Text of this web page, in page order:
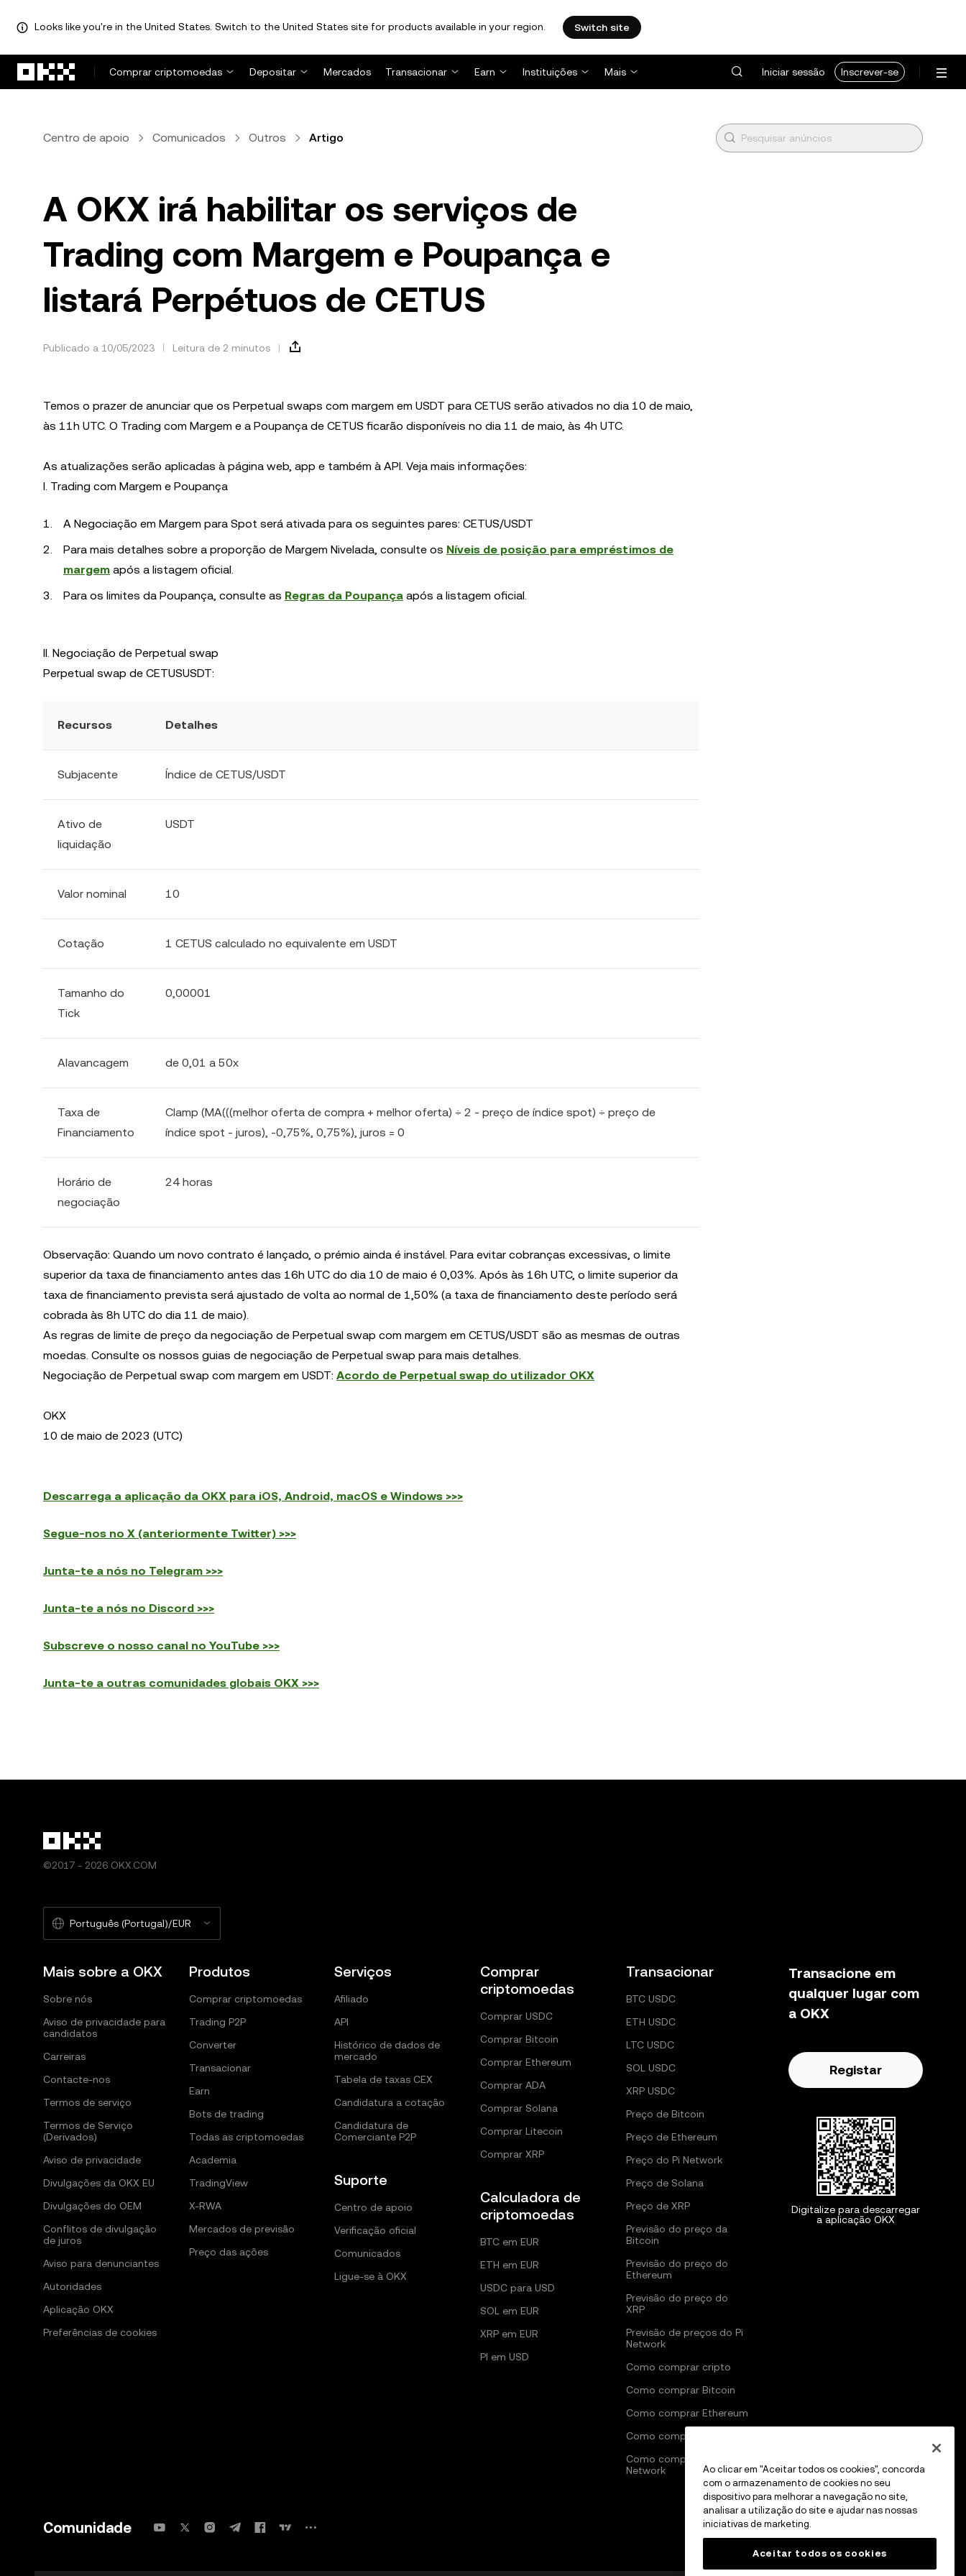
Looks like you're in the United States. Switch to the United States site for products available in your region. Switch site
Comprar criptomoedas
Depositar Mercados Transacionar Earn Instituições Mais Iniciar sessão Inscrever-se
Centro de apoio Comunicados Outros Artigo
A OKX irá habilitar os serviços de
Trading com Margem e Poupança e
listará Perpétuos de CETUS
Publicado a 10/05/2023 Leitura de 2 minutos
Temos o prazer de anunciar que os Perpetual swaps com margem em USDT para CETUS serão ativados no dia 10 de maio,
às 11h UTC. O Trading com Margem e a Poupança de CETUS ficarão disponíveis no dia 11 de maio, às 4h UTC.
As atualizações serão aplicadas à página web, app e também à API. Veja mais informações:
I. Trading com Margem e Poupança
A Negociação em Margem para Spot será ativada para os seguintes pares: CETUS/USDT
Para mais detalhes sobre a proporção de Margem Nivelada, consulte os Níveis de posição para empréstimos de
margem após a listagem oficial.
Para os limites da Poupança, consulte as Regras da Poupança após a listagem oficial.
II. Negociação de Perpetual swap
Perpetual swap de CETUSUSDT:
Recursos Detalhes
Subjacente Índice de CETUS/USDT
Ativo de
liquidação
USDT
Valor nominal 10
Cotação 1 CETUS calculado no equivalente em USDT
Tamanho do
Tick
0,00001
Alavancagem de 0,01 a 50x
Taxa de
Financiamento
Clamp (MA(((melhor oferta de compra + melhor oferta) ÷ 2 - preço de índice spot) ÷ preço de
índice spot - juros), -0,75%, 0,75%), juros = 0
Horário de
negociação
24 horas
Observação: Quando um novo contrato é lançado, o prémio ainda é instável. Para evitar cobranças excessivas, o limite
superior da taxa de financiamento antes das 16h UTC do dia 10 de maio é 0,03%. Após às 16h UTC, o limite superior da
taxa de financiamento prevista será ajustado de volta ao normal de 1,50% (a taxa de financiamento deste período será
cobrada às 8h UTC do dia 11 de maio).
As regras de limite de preço da negociação de Perpetual swap com margem em CETUS/USDT são as mesmas de outras
moedas. Consulte os nossos guias de negociação de Perpetual swap para mais detalhes.
Negociação de Perpetual swap com margem em USDT: Acordo de Perpetual swap do utilizador OKX
OKX
10 de maio de 2023 (UTC)
Descarrega a aplicação da OKX para iOS, Android, macOS e Windows >>>
Segue-nos no X (anteriormente Twitter) >>>
Junta-te a nós no Telegram >>>
Junta-te a nós no Discord >>>
Subscreve o nosso canal no YouTube >>>
Junta-te a outras comunidades globais OKX >>>
©2017 - 2026 OKX.COM
Português (Portugal)/EUR
Mais sobre a OKX
Sobre nós
Aviso de privacidade para
candidatos
Carreiras
Contacte-nos
Termos de serviço
Termos de Serviço
(Derivados)
Aviso de privacidade
Divulgações da OKX EU
Divulgações do OEM
Conflitos de divulgação
de juros
Aviso para denunciantes
Autoridades
Aplicação OKX
Preferências de cookies
Produtos
Comprar criptomoedas
Trading P2P
Converter
Transacionar
Earn
Bots de trading
Todas as criptomoedas
Academia
TradingView
X-RWA
Mercados de previsão
Preço das ações
Serviços
Afiliado
API
Histórico de dados de
mercado
Tabela de taxas CEX
Candidatura a cotação
Candidatura de
Comerciante P2P
Suporte
Centro de apoio
Verificação oficial
Comunicados
Ligue-se à OKX
Comprar
criptomoedas
Comprar USDC
Comprar Bitcoin
Comprar Ethereum
Comprar ADA
Comprar Solana
Comprar Litecoin
Comprar XRP
Calculadora de
criptomoedas
BTC em EUR
ETH em EUR
USDC para USD
SOL em EUR
XRP em EUR
PI em USD
Transacionar
BTC USDC
ETH USDC
LTC USDC
SOL USDC
XRP USDC
Preço de Bitcoin
Preço de Ethereum
Preço do Pi Network
Preço de Solana
Preço de XRP
Previsão do preço da
Bitcoin
Previsão do preço do
Ethereum
Previsão do preço do
XRP
Previsão de preços do Pi
Network
Como comprar cripto
Como comprar Bitcoin
Como comprar Ethereum
Como comprar Solana
Como comprar Pi
Network
Transacione em
qualquer lugar com
a OKX
Registar
Digitalize para descarregar
a aplicação OKX
Comunidade
Ao clicar em "Aceitar todos os cookies", concorda
com o armazenamento de cookies no seu
dispositivo para melhorar a navegação no site,
analisar a utilização do site e ajudar nas nossas
iniciativas de marketing.
Aceitar todos os cookies